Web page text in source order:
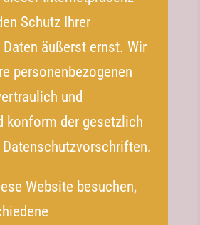
Schutz Ihrer
äußerst ernst. Wir
personenbezogenen
und
konform der gesetzlich
Website besuchen,